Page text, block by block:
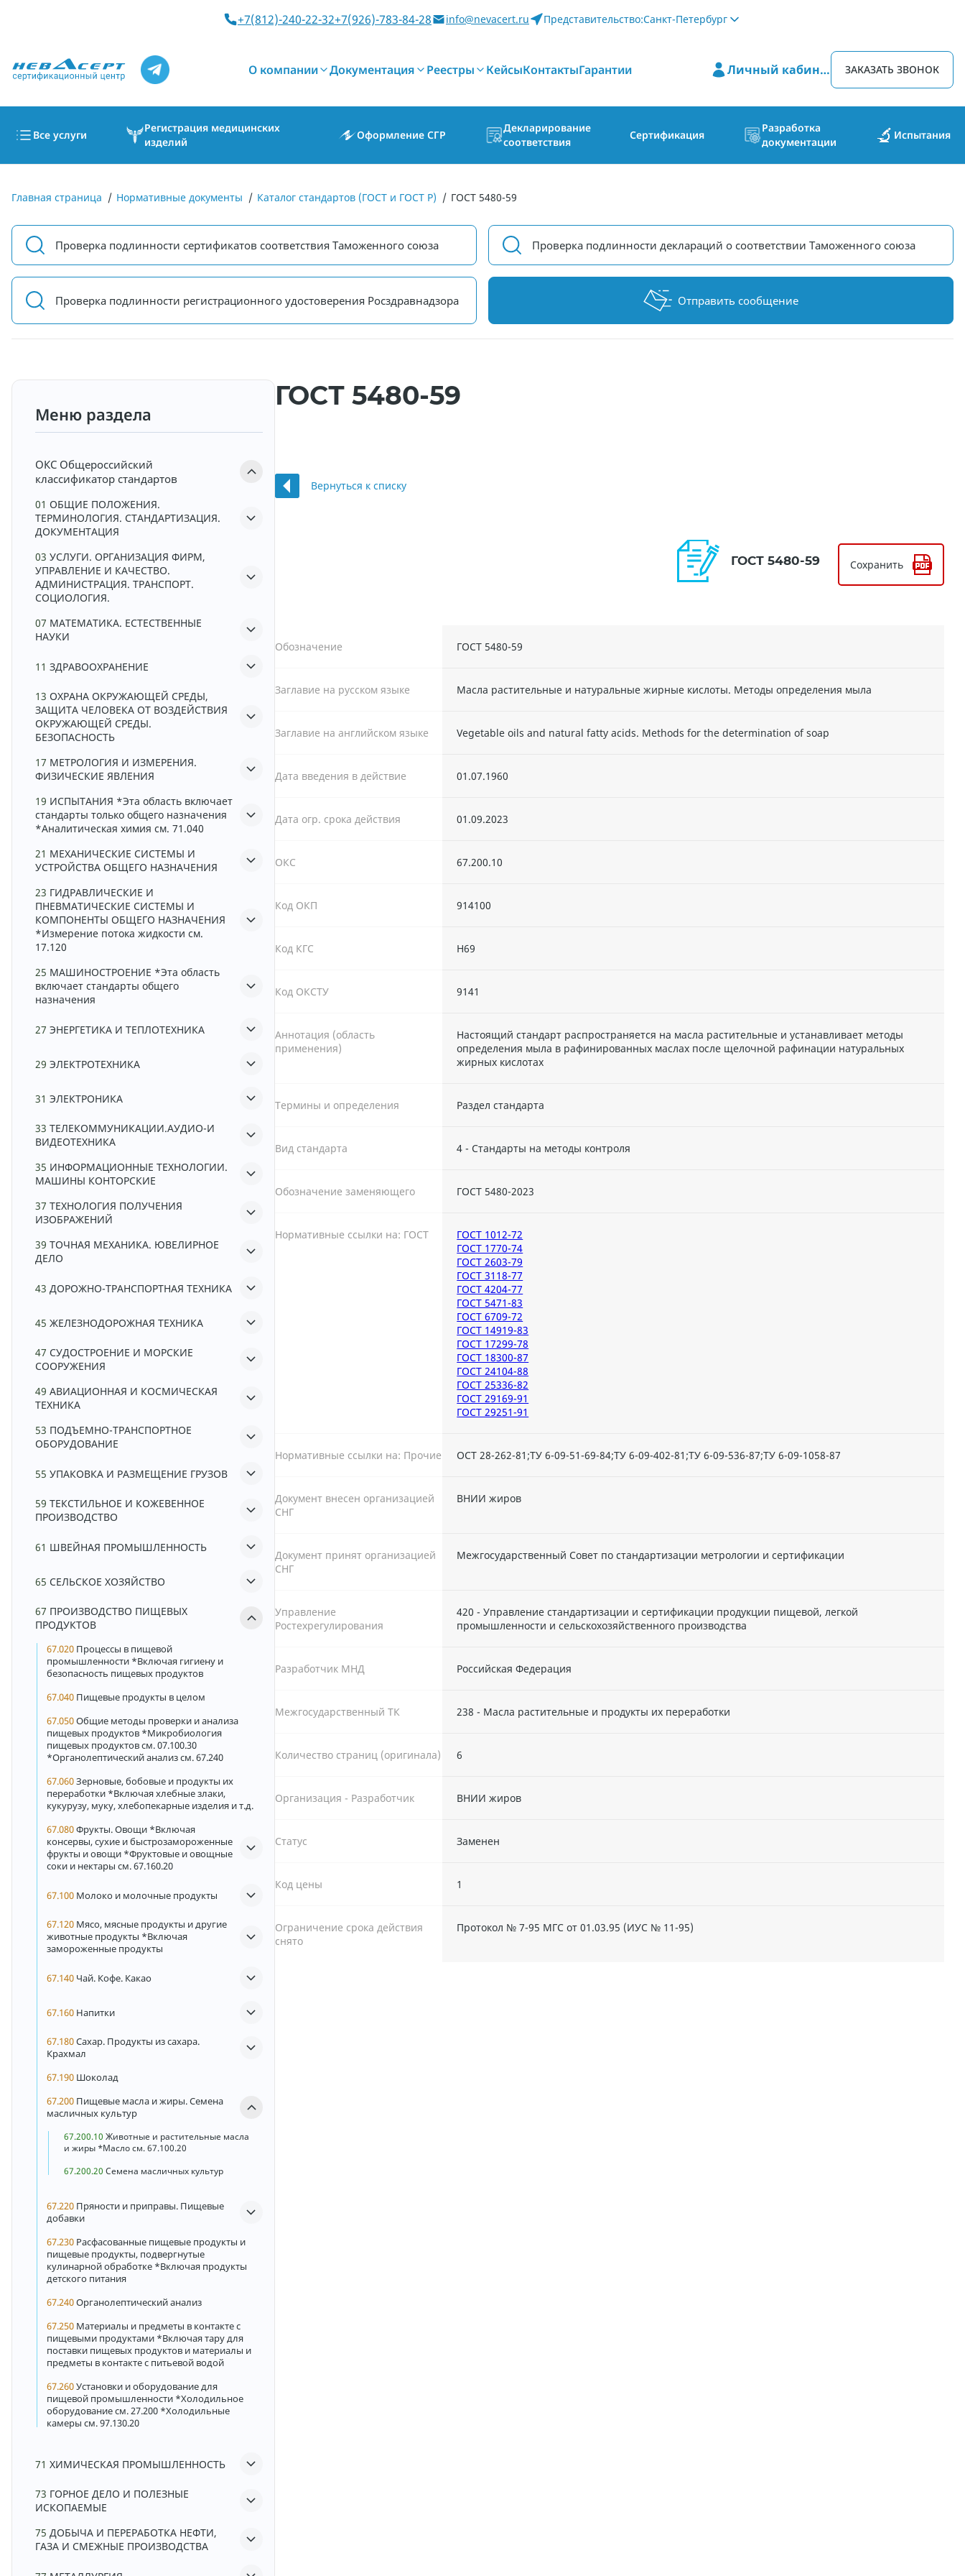
+7(812)-240-22-32+7(926)-783-84-28 info@nevacert.ru Представительство:Санкт-Петербург
О компании Документация Реестры КейсыКонтактыГарантии Личный кабинет ЗАКАЗАТЬ ЗВОНОК
Все услуги
Регистрация медицинских
изделий
Оформление СГР
Декларирование
соответствия
Сертификация
Разработка
документации
Испытания
Главная страница / Нормативные документы / Каталог стандартов (ГОСТ и ГОСТ Р) / ГОСТ 5480-59
Проверка подлинности сертификатов соответствия Таможенного союза Проверка подлинности деклараций о соответствии Таможенного союза
Проверка подлинности регистрационного удостоверения Росздравнадзора Отправить сообщение
Меню раздела
ОКС Общероссийский
классификатор стандартов
01 ОБЩИЕ ПОЛОЖЕНИЯ.
ТЕРМИНОЛОГИЯ. СТАНДАРТИЗАЦИЯ.
ДОКУМЕНТАЦИЯ
03 УСЛУГИ. ОРГАНИЗАЦИЯ ФИРМ,
УПРАВЛЕНИЕ И КАЧЕСТВО.
АДМИНИСТРАЦИЯ. ТРАНСПОРТ.
СОЦИОЛОГИЯ.
07 МАТЕМАТИКА. ЕСТЕСТВЕННЫЕ
НАУКИ
11 ЗДРАВООХРАНЕНИЕ
13 ОХРАНА ОКРУЖАЮЩЕЙ СРЕДЫ,
ЗАЩИТА ЧЕЛОВЕКА ОТ ВОЗДЕЙСТВИЯ
ОКРУЖАЮЩЕЙ СРЕДЫ.
БЕЗОПАСНОСТЬ
17 МЕТРОЛОГИЯ И ИЗМЕРЕНИЯ.
ФИЗИЧЕСКИЕ ЯВЛЕНИЯ
19 ИСПЫТАНИЯ *Эта область включает
стандарты только общего назначения
*Аналитическая химия см. 71.040
21 МЕХАНИЧЕСКИЕ СИСТЕМЫ И
УСТРОЙСТВА ОБЩЕГО НАЗНАЧЕНИЯ
23 ГИДРАВЛИЧЕСКИЕ И
ПНЕВМАТИЧЕСКИЕ СИСТЕМЫ И
КОМПОНЕНТЫ ОБЩЕГО НАЗНАЧЕНИЯ
*Измерение потока жидкости см.
17.120
25 МАШИНОСТРОЕНИЕ *Эта область
включает стандарты общего
назначения
27 ЭНЕРГЕТИКА И ТЕПЛОТЕХНИКА
29 ЭЛЕКТРОТЕХНИКА
31 ЭЛЕКТРОНИКА
33 ТЕЛЕКОММУНИКАЦИИ.АУДИО-И
ВИДЕОТЕХНИКА
35 ИНФОРМАЦИОННЫЕ ТЕХНОЛОГИИ.
МАШИНЫ КОНТОРСКИЕ
37 ТЕХНОЛОГИЯ ПОЛУЧЕНИЯ
ИЗОБРАЖЕНИЙ
39 ТОЧНАЯ МЕХАНИКА. ЮВЕЛИРНОЕ
ДЕЛО
43 ДОРОЖНО-ТРАНСПОРТНАЯ ТЕХНИКА
45 ЖЕЛЕЗНОДОРОЖНАЯ ТЕХНИКА
47 СУДОСТРОЕНИЕ И МОРСКИЕ
СООРУЖЕНИЯ
49 АВИАЦИОННАЯ И КОСМИЧЕСКАЯ
ТЕХНИКА
53 ПОДЪЕМНО-ТРАНСПОРТНОЕ
ОБОРУДОВАНИЕ
55 УПАКОВКА И РАЗМЕЩЕНИЕ ГРУЗОВ
59 ТЕКСТИЛЬНОЕ И КОЖЕВЕННОЕ
ПРОИЗВОДСТВО
61 ШВЕЙНАЯ ПРОМЫШЛЕННОСТЬ
65 СЕЛЬСКОЕ ХОЗЯЙСТВО
67 ПРОИЗВОДСТВО ПИЩЕВЫХ
ПРОДУКТОВ
67.020 Процессы в пищевой
промышленности *Включая гигиену и
безопасность пищевых продуктов
67.040 Пищевые продукты в целом
67.050Общие методы проверки и анализа
пищевых продуктов *Микробиология
пищевых продуктов см. 07.100.30
*Органолептический анализ см. 67.240
67.060Зерновые, бобовые и продукты их
переработки *Включая хлебные злаки,
кукурузу, муку, хлебопекарные изделия и т.д.
67.080Фрукты. Овощи *Включая
консервы, сухие и быстрозамороженные
фрукты и овощи *Фруктовые и овощные
соки и нектары см. 67.160.20
67.100 Молоко и молочные продукты
67.120 Мясо, мясные продукты и другие
животные продукты *Включая
замороженные продукты
67.140 Чай. Кофе. Какао
67.160 Напитки
67.180Сахар. Продукты из сахара.
Крахмал
67.190 Шоколад
67.200 Пищевые масла и жиры. Семена
масличных культур
67.200.10 Животные и растительные масла
и жиры *Масло см. 67.100.20
67.200.20 Семена масличных культур
67.220 Пряности и приправы. Пищевые
добавки
67.230 Расфасованные пищевые продукты и
пищевые продукты, подвергнутые
кулинарной обработке *Включая продукты
детского питания
67.240Органолептический анализ
67.250 Материалы и предметы в контакте с
пищевыми продуктами *Включая тару для
поставки пищевых продуктов и материалы и
предметы в контакте с питьевой водой
67.260Установки и оборудование для
пищевой промышленности *Холодильное
оборудование см. 27.200 *Холодильные
камеры см. 97.130.20
71 ХИМИЧЕСКАЯ ПРОМЫШЛЕННОСТЬ
73 ГОРНОЕ ДЕЛО И ПОЛЕЗНЫЕ
ИСКОПАЕМЫЕ
75 ДОБЫЧА И ПЕРЕРАБОТКА НЕФТИ,
ГАЗА И СМЕЖНЫЕ ПРОИЗВОДСТВА
ГОСТ 5480-59
Вернуться к списку
ГОСТ 5480-59 Сохранить
Обозначение ГОСТ 5480-59
Заглавие на русском языке Масла растительные и натуральные жирные кислоты. Методы определения мыла
Заглавие на английском языке Vegetable oils and natural fatty acids. Methods for the determination of soap
Дата введения в действие 01.07.1960
Дата огр. срока действия 01.09.2023
ОКС 67.200.10
Код ОКП 914100
Код КГС Н69
Код ОКСТУ 9141
Аннотация (область
применения)
Настоящий стандарт распространяется на масла растительные и устанавливает методы
определения мыла в рафинированных маслах после щелочной рафинации натуральных
жирных кислотах
Термины и определения Раздел стандарта
Вид стандарта 4 - Стандарты на методы контроля
Обозначение заменяющего ГОСТ 5480-2023
Нормативные ссылки на: ГОСТ
ГОСТ 1012-72
ГОСТ 1770-74
ГОСТ 2603-79
ГОСТ 3118-77
ГОСТ 4204-77
ГОСТ 5471-83
ГОСТ 6709-72
ГОСТ 14919-83
ГОСТ 17299-78
ГОСТ 18300-87
ГОСТ 24104-88
ГОСТ 25336-82
ГОСТ 29169-91
ГОСТ 29251-91
Нормативные ссылки на: Прочие ОСТ 28-262-81;ТУ 6-09-51-69-84;ТУ 6-09-402-81;ТУ 6-09-536-87;ТУ 6-09-1058-87
Документ внесен организацией
СНГ
ВНИИ жиров
Документ принят организацией
СНГ
Межгосударственный Совет по стандартизации метрологии и сертификации
Управление
Ростехрегулирования
420 - Управление стандартизации и сертификации продукции пищевой, легкой
промышленности и сельскохозяйственного производства
Разработчик МНД Российская Федерация
Межгосударственный ТК 238 - Масла растительные и продукты их переработки
Количество страниц (оригинала) 6
Организация - Разработчик ВНИИ жиров
Статус Заменен
Код цены 1
Ограничение срока действия
снято
Протокол № 7-95 МГС от 01.03.95 (ИУС № 11-95)